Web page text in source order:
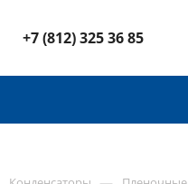
+7 (812) 325 36 85